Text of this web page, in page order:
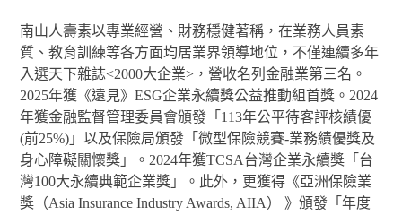
南山人壽素以專業經營、財務穩健著稱，在業務人員素
質、教育訓練等各方面均居業界領導地位，不僅連續多年
入選天下雜誌<2000大企業>，營收名列金融業第三名。
2025年獲《遠見》ESG企業永續獎公益推動組首獎。2024
年獲金融監督管理委員會頒發「113年公平待客評核績優
(前25%)」以及保險局頒發「微型保險競賽-業務績優獎及
身心障礙關懷獎」。2024年獲TCSA台灣企業永續獎「台
灣100大永續典範企業獎」。此外，更獲得《亞洲保險業
獎（Asia Insurance Industry Awards, AIIA） 》頒發「年度